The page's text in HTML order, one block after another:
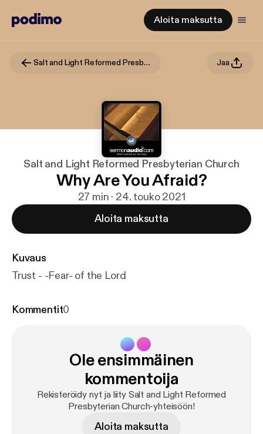
Aloita maksutta
Salt and Light Reformed Presbyterian Church Jaa
Salt and Light Reformed Presbyterian Church
Why Are You Afraid?
27 min · 24. touko 2021
Aloita maksutta
Kuvaus
Trust - -Fear- of the Lord
Kommentit0
Ole ensimmäinen
kommentoija
Rekisteröidy nyt ja liity Salt and Light Reformed
Presbyterian Church-yhteisöön!
Aloita maksutta